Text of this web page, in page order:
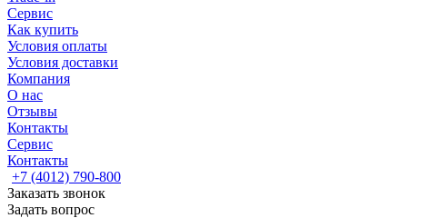
Сервис
Как купить
Условия оплаты
Условия доставки
Компания
О нас
Отзывы
Контакты
Сервис
Контакты
+7 (4012) 790-800
Заказать звонок
Задать вопрос